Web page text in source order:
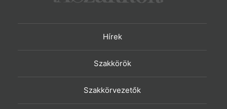
Hírek
Szakkörök
Szakkörvezetők